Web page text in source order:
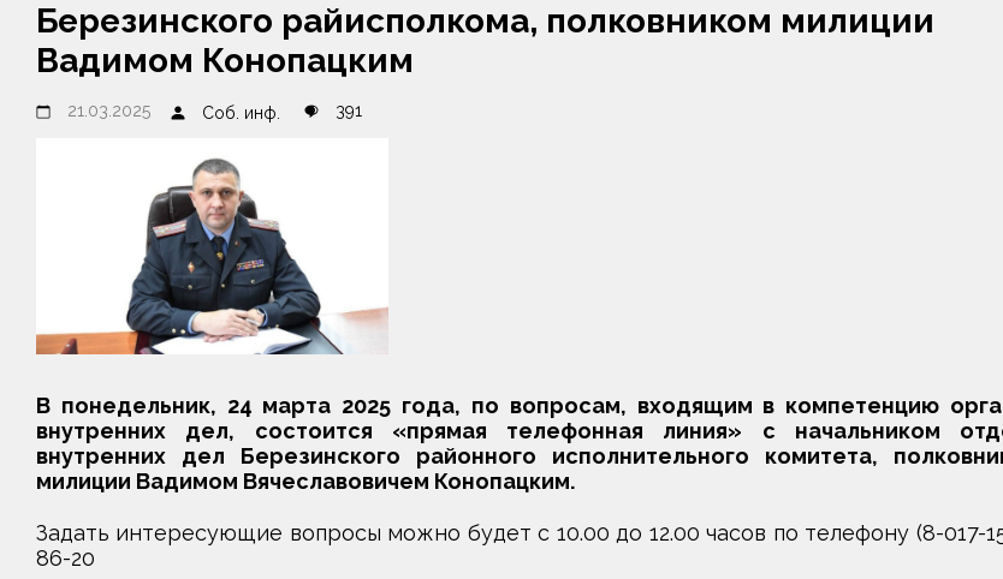
Березинского райисполкома, полковником милиции
Вадимом Конопацким
21.03.2025 Соб. инф. 391
В понедельник, 24 марта 2025 года, по вопросам, входящим в компетенцию
внутренних дел, состоится «прямая телефонная линия» с начальником
внутренних дел Березинского районного исполнительного комитета,
милиции Вадимом Вячеславовичем Конопацким.
Задать интересующие вопросы можно будет с 10.00 до 12.00 часов по телефону (8-017-
86-20